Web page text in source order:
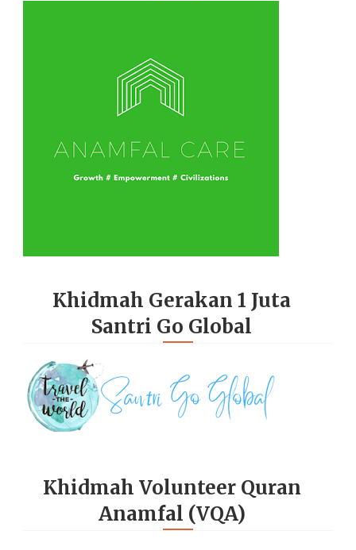
Khidmah Gerakan 1 Juta
Santri Go Global
Khidmah Volunteer Quran
Anamfal (VQA)